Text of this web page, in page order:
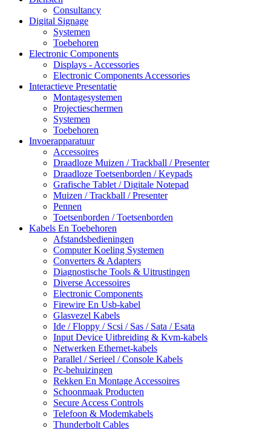
Consultancy
Digital Signage
Systemen
Toebehoren
Electronic Components
Displays - Accessories
Electronic Components Accessories
Interactieve Presentatie
Montagesystemen
Projectieschermen
Systemen
Toebehoren
Invoerapparatuur
Accessoires
Draadloze Muizen / Trackball / Presenter
Draadloze Toetsenborden / Keypads
Grafische Tablet / Digitale Notepad
Muizen / Trackball / Presenter
Pennen
Toetsenborden / Toetsenborden
Kabels En Toebehoren
Afstandsbedieningen
Computer Koeling Systemen
Converters & Adapters
Diagnostische Tools & Uitrustingen
Diverse Accessoires
Electronic Components
Firewire En Usb-kabel
Glasvezel Kabels
Ide / Floppy / Scsi / Sas / Sata / Esata
Input Device Uitbreiding & Kvm-kabels
Netwerken Ethernet-kabels
Parallel / Serieel / Console Kabels
Pc-behuizingen
Rekken En Montage Accessoires
Schoonmaak Producten
Secure Access Controls
Telefoon & Modemkabels
Thunderbolt Cables